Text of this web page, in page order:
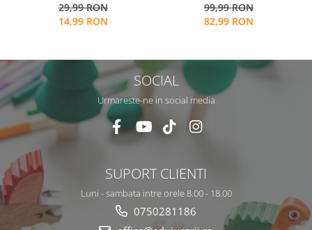
transformabil,
29,99 RON
14,99 RON
activitati multiple, stickere
repozitionabile, Limba
99,99 RON
82,99 RON
SOCIAL
Urmareste-ne in social media
SUPORT CLIENTI
Luni - sambata intre orele 8.00 - 18.00
0750281186